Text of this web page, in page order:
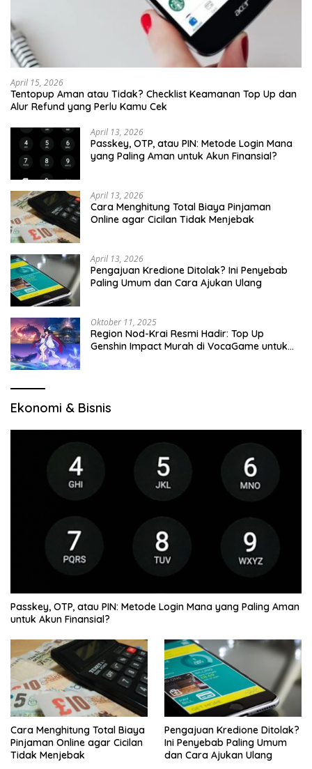
April 15, 2026
Tentopup Aman atau Tidak? Checklist Keamanan Top Up dan
Alur Refund yang Perlu Kamu Cek
April 13, 2026
Passkey, OTP, atau PIN: Metode Login Mana
yang Paling Aman untuk Akun Finansial?
April 13, 2026
Cara Menghitung Total Biaya Pinjaman
Online agar Cicilan Tidak Menjebak
April 13, 2026
Pengajuan Kredione Ditolak? Ini Penyebab
Paling Umum dan Cara Ajukan Ulang
Oktober 11, 2025
Region Nod-Krai Resmi Hadir: Top Up
Genshin Impact Murah di VocaGame untuk
Ekonomi & Bisnis
Passkey, OTP, atau PIN: Metode Login Mana yang Paling Aman
untuk Akun Finansial?
Cara Menghitung Total Biaya
Pinjaman Online agar Cicilan
Tidak Menjebak
Pengajuan Kredione Ditolak?
Ini Penyebab Paling Umum
dan Cara Ajukan Ulang